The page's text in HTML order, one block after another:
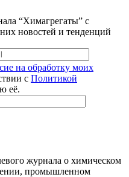
“Химагрегаты” с
новостей и тенденций
на обработку моих
с Политикой
её.
журнала о химическом
промышленном